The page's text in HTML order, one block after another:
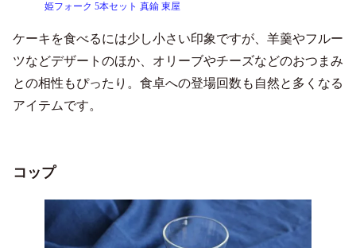
姫フォーク 5本セット 真鍮 東屋
ケーキを食べるには少し小さい印象ですが、羊羹やフルー
ツなどデザートのほか、オリーブやチーズなどのおつまみ
との相性もぴったり。食卓への登場回数も自然と多くなる
アイテムです。
コップ